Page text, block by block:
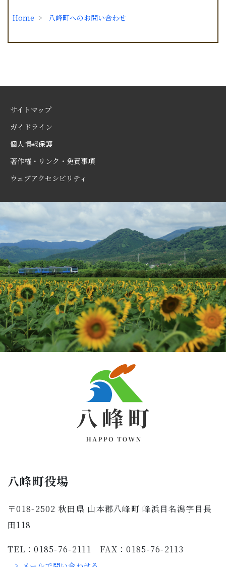
Home 八峰町へのお問い合わせ
サイトマップ
ガイドライン
個人情報保護
著作権・リンク・免責事項
ウェブアクセシビリティ
八峰町役場
〒018-2502 秋田県 山本郡八峰町 峰浜目名潟字目長
田118
TEL：0185-76-2111 FAX：0185-76-2113